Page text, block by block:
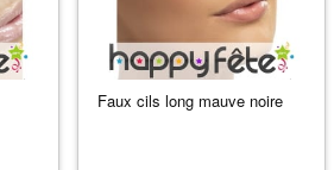
Faux cils long mauve noire